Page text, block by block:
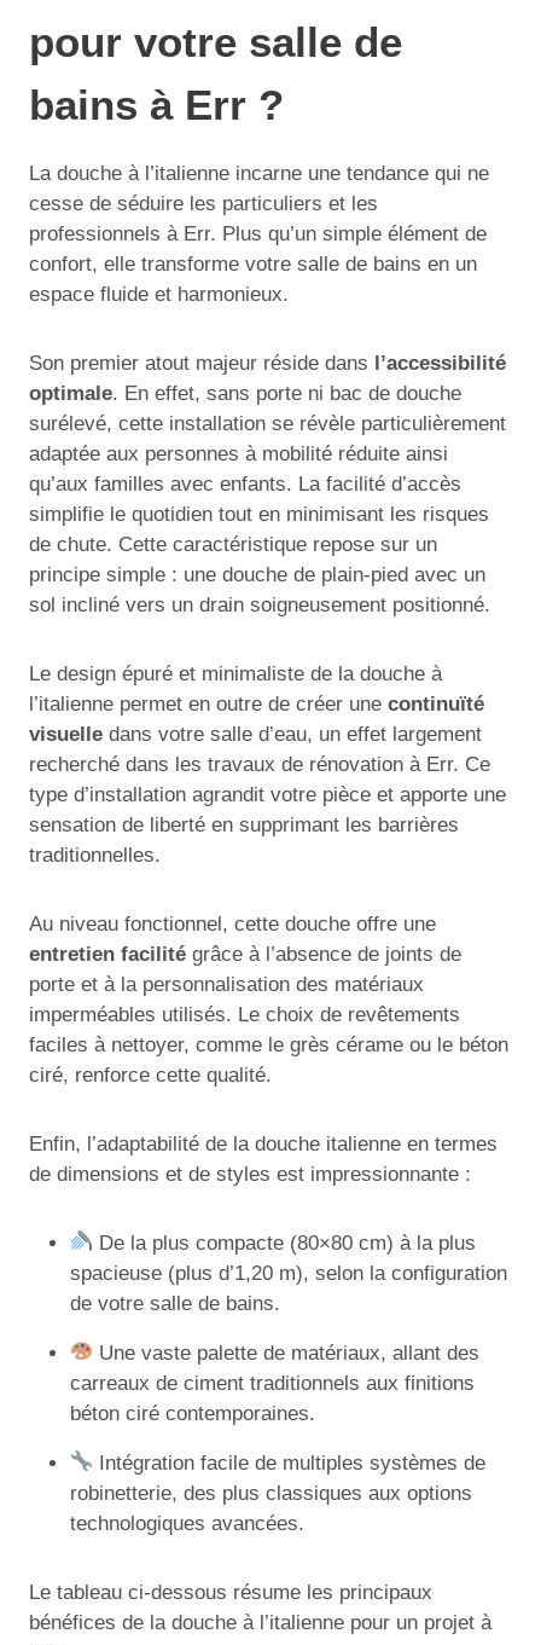
pour votre salle de
bains à Err ?
La douche à l’italienne incarne une tendance qui ne
cesse de séduire les particuliers et les
professionnels à Err. Plus qu’un simple élément de
confort, elle transforme votre salle de bains en un
espace fluide et harmonieux.
Son premier atout majeur réside dans l’accessibilité
optimale. En effet, sans porte ni bac de douche
surélevé, cette installation se révèle particulièrement
adaptée aux personnes à mobilité réduite ainsi
qu’aux familles avec enfants. La facilité d’accès
simplifie le quotidien tout en minimisant les risques
de chute. Cette caractéristique repose sur un
principe simple : une douche de plain-pied avec un
sol incliné vers un drain soigneusement positionné.
Le design épuré et minimaliste de la douche à
l’italienne permet en outre de créer une continuïté
visuelle dans votre salle d’eau, un effet largement
recherché dans les travaux de rénovation à Err. Ce
type d’installation agrandit votre pièce et apporte une
sensation de liberté en supprimant les barrières
traditionnelles.
Au niveau fonctionnel, cette douche offre une
entretien facilité grâce à l’absence de joints de
porte et à la personnalisation des matériaux
imperméables utilisés. Le choix de revêtements
faciles à nettoyer, comme le grès cérame ou le béton
ciré, renforce cette qualité.
Enfin, l’adaptabilité de la douche italienne en termes
de dimensions et de styles est impressionnante :
De la plus compacte (80×80 cm) à la plus
spacieuse (plus d’1,20 m), selon la configuration
de votre salle de bains.
Une vaste palette de matériaux, allant des
carreaux de ciment traditionnels aux finitions
béton ciré contemporaines.
Intégration facile de multiples systèmes de
robinetterie, des plus classiques aux options
technologiques avancées.
Le tableau ci-dessous résume les principaux
bénéfices de la douche à l’italienne pour un projet à